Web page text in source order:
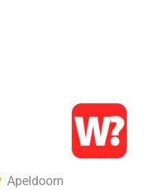
Apeldoorn